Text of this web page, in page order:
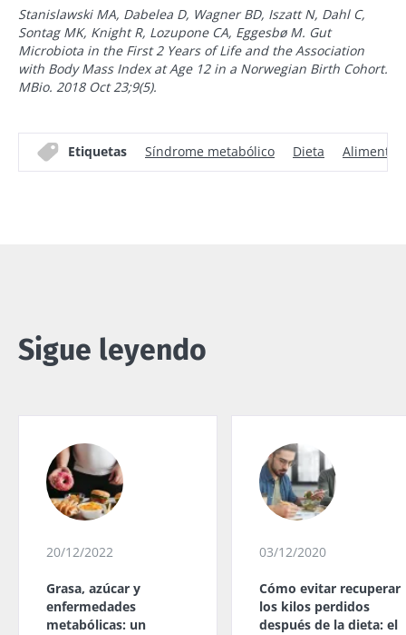
sources
Stanislawski MA, Dabelea D, Wagner BD, Iszatt N, Dahl C,
Sontag MK, Knight R, Lozupone CA, Eggesbø M. Gut
Microbiota in the First 2 Years of Life and the Association
with Body Mass Index at Age 12 in a Norwegian Birth Cohort.
MBio. 2018 Oct 23;9(5).
Etiquetas Síndrome metabólico Dieta
Sigue leyendo
20/12/2022
Grasa, azúcar y
enfermedades
metabólicas: un
03/12/2020
Cómo evitar recuperar
los kilos perdidos
después de la dieta: el
Ligeramente
burbujeante,
ácido y
rebosante de
microorganismos
conquistando el
paladar ...
Independientemente
de la preferencia
individual por el
yogur tradicional, el
Más información